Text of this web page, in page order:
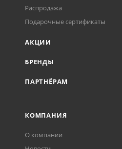
Распродажа
Подарочные сертификаты
АКЦИИ
БРЕНДЫ
ПАРТНЁРАМ
КОМПАНИЯ
О компании